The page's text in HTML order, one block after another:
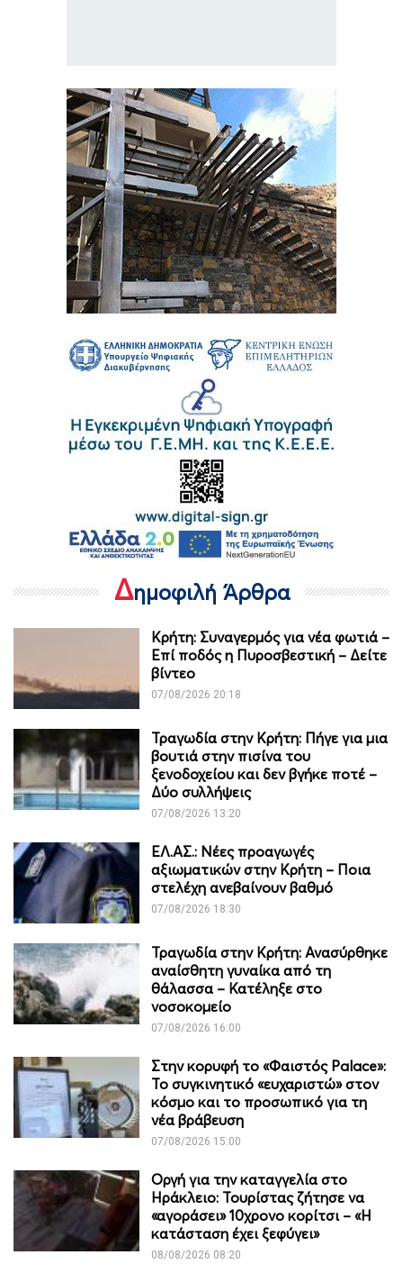
Δημοφιλή Άρθρα
Κρήτη: Συναγερμός για νέα φωτιά –
Επί ποδός η Πυροσβεστική – Δείτε
βίντεο
07/08/2026 20:18
Τραγωδία στην Κρήτη: Πήγε για μια
βουτιά στην πισίνα του
ξενοδοχείου και δεν βγήκε ποτέ –
Δύο συλλήψεις
07/08/2026 13:20
ΕΛ.ΑΣ.: Νέες προαγωγές
αξιωματικών στην Κρήτη – Ποια
στελέχη ανεβαίνουν βαθμό
07/08/2026 18:30
Τραγωδία στην Κρήτη: Ανασύρθηκε
αναίσθητη γυναίκα από τη
θάλασσα – Κατέληξε στο
νοσοκομείο
07/08/2026 16:00
Στην κορυφή το «Φαιστός Palace»:
Το συγκινητικό «ευχαριστώ» στον
κόσμο και το προσωπικό για τη
νέα βράβευση
07/08/2026 15:00
Οργή για την καταγγελία στο
Ηράκλειο: Τουρίστας ζήτησε να
«αγοράσει» 10χρονο κορίτσι – «Η
κατάσταση έχει ξεφύγει»
08/08/2026 08:20